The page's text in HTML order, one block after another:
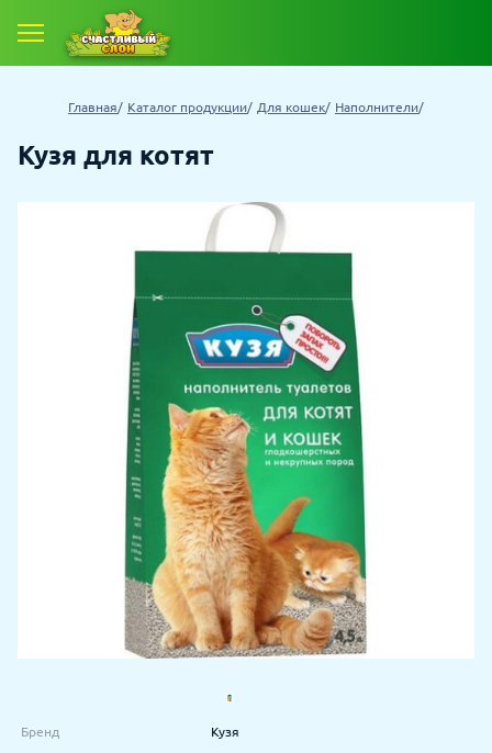
Главная Каталог продукции Для кошек Наполнители
Кузя для котят
Бренд Кузя